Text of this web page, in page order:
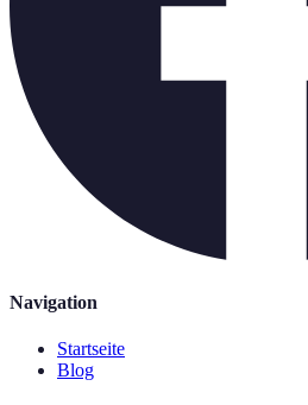
Navigation
Startseite
Blog